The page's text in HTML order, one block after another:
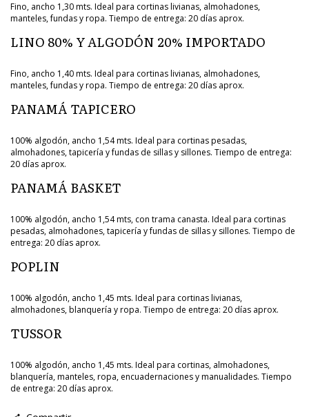
Fino, ancho 1,30 mts. Ideal para cortinas livianas, almohadones,
manteles, fundas y ropa. Tiempo de entrega: 20 días aprox.
LINO 80% Y ALGODÓN 20% IMPORTADO
Fino, ancho 1,40 mts. Ideal para cortinas livianas, almohadones,
manteles, fundas y ropa. Tiempo de entrega: 20 días aprox.
PANAMÁ TAPICERO
100% algodón, ancho 1,54 mts. Ideal para cortinas pesadas,
almohadones, tapicería y fundas de sillas y sillones. Tiempo de entrega:
20 días aprox.
PANAMÁ BASKET
100% algodón, ancho 1,54 mts, con trama canasta. Ideal para cortinas
pesadas, almohadones, tapicería y fundas de sillas y sillones. Tiempo de
entrega: 20 días aprox.
POPLIN
100% algodón, ancho 1,45 mts. Ideal para cortinas livianas,
almohadones, blanquería y ropa. Tiempo de entrega: 20 días aprox.
TUSSOR
100% algodón, ancho 1,45 mts. Ideal para cortinas, almohadones,
blanquería, manteles, ropa, encuadernaciones y manualidades. Tiempo
de entrega: 20 días aprox.